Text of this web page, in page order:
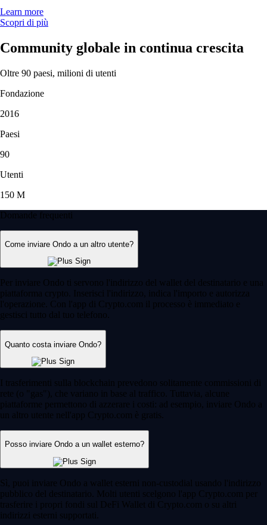
Learn more
Scopri di più
Community globale in continua crescita
Oltre 90 paesi, milioni di utenti
Fondazione
2016
Paesi
90
Utenti
150 M
Domande frequenti
Come inviare Ondo a un altro utente?
Per inviare Ondo ti servono l'indirizzo del wallet del destinatario e una
piattaforma crypto. Inserisci l'indirizzo, indica l'importo e autorizza
l'operazione. Con l'app di Crypto.com il processo è immediato e
gestisci tutto dal tuo telefono.
Quanto costa inviare Ondo?
I trasferimenti sulla blockchain prevedono solitamente commissioni di
rete (o "gas"), che variano in base al traffico. Tuttavia, alcune
piattaforme permettono di azzerare i costi: ad esempio, inviare Ondo a
un altro utente nell'app Crypto.com è gratis.
Posso inviare Ondo a un wallet esterno?
Sì, puoi inviare Ondo a wallet esterni non-custodial usando l'indirizzo
pubblico del destinatario. Molti utenti scelgono l'app Crypto.com per
trasferire i propri fondi sul DeFi Wallet di Crypto.com o su altri
indirizzi esterni supportati.